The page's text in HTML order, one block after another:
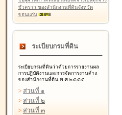
ชั่วคราว ของสำนักงานที่ดินจังหวัด
ขอนแก่น
ระเบียบกรมที่ดิน
ระเบียบกรมที่ดินว่าด้วยการรายงานผล
การปฏิบัติงานและการจัดการงานค้าง
ของสำนักงานที่ดิน พ.ศ.๒๕๕๕
> ส่วนที่ ๑
> ส่วนที่ ๒
> ส่วนที่ ๓